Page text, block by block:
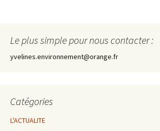
Le plus simple pour nous contacter :
yvelines.environnement@orange.fr
Catégories
L'ACTUALITE